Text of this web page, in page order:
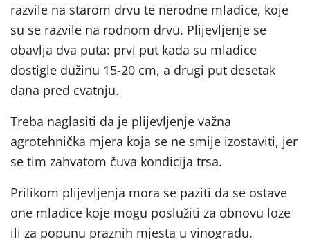
razvile na starom drvu te nerodne mladice, koje
su se razvile na rodnom drvu. Plijevljenje se
obavlja dva puta: prvi put kada su mladice
dostigle dužinu 15-20 cm, a drugi put desetak
dana pred cvatnju.
Treba naglasiti da je plijevljenje važna
agrotehnička mjera koja se ne smije izostaviti, jer
se tim zahvatom čuva kondicija trsa.
Prilikom plijevljenja mora se paziti da se ostave
one mladice koje mogu poslužiti za obnovu loze
ili za popunu praznih mjesta u vinogradu.